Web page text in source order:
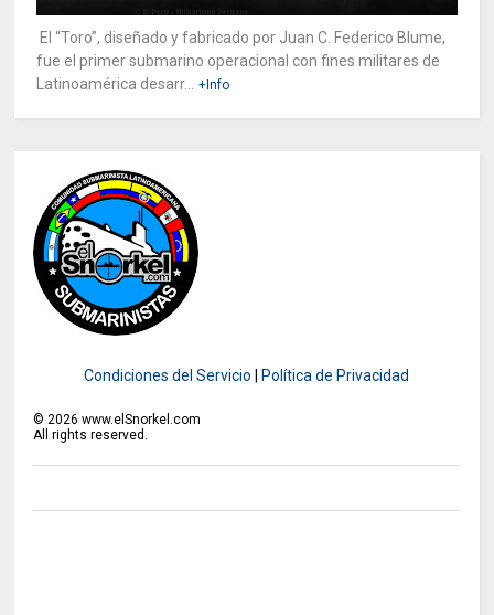
El “Toro”, diseñado y fabricado por Juan C. Federico Blume,
fue el primer submarino operacional con fines militares de
Latinoamérica desarr...
+Info
Condiciones del Servicio Política de Privacidad
© 2026 www.elSnorkel.com
All rights reserved.